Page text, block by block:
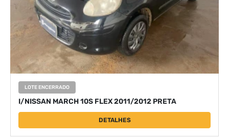
LOTE ENCERRADO
I/NISSAN MARCH 10S FLEX 2011/2012 PRETA
DETALHES